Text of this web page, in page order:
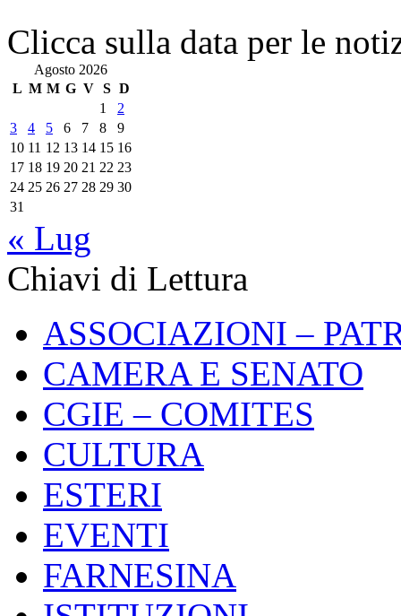
Clicca sulla data per le
Agosto 2026
L M M G V S D
1
2
3
4 5 6 7 8
9
10 11 12 13 14 15 16
17 18 19 20 21 22 23
24 25 26 27 28 29 30
31
« Lug
Chiavi di Lettura
ASSOCIAZIONI –
CAMERA E SENATO
CGIE – COMITES
CULTURA
ESTERI
EVENTI
FARNESINA